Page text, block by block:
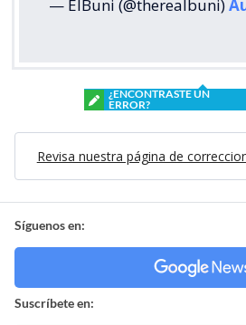
— ElBuni (@therealbuni)
¿ENCONTRASTE UN
ERROR?
Revisa nuestra página de
Síguenos en:
Suscríbete en: